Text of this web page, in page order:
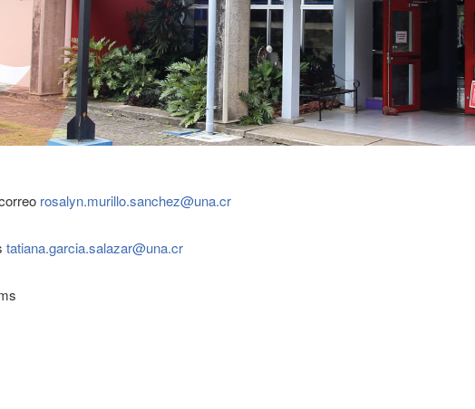
rosalyn.murillo.sanchez@una.cr
tatiana.garcia.salazar@una.cr